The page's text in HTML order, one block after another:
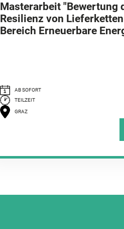
Masterarbeit "Bewertung
Resilienz von
Bereich Erneuerbare
AB SOFORT
TEILZEIT
GRAZ